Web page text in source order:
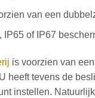
van een
IP65 of IP67
is voorzien van
heeft tevens de
instellen.